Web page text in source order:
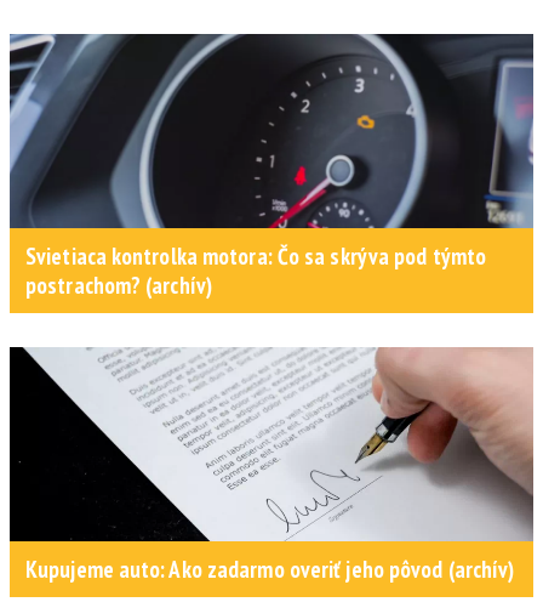
Svietiaca kontrolka motora: Čo sa skrýva pod týmto
postrachom? (archív)
Kupujeme auto: Ako zadarmo overiť jeho pôvod (archív)